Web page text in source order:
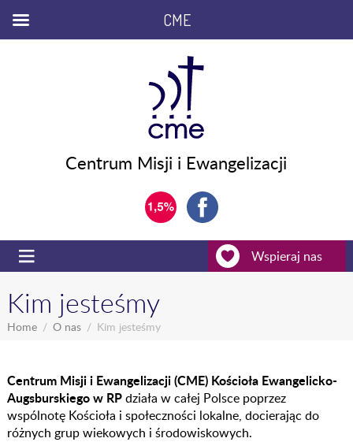
Centrum Misji i Ewangelizacji
Wspieraj nas
Kim jesteśmy
Home O nas Kim jesteśmy
Centrum Misji i Ewangelizacji (CME) Kościoła Ewangelicko-
Augsburskiego w RPdziała w całej Polsce poprzez
wspólnotę Kościoła i społeczności lokalne, docierając do
różnych grup wiekowych i środowiskowych.
CME